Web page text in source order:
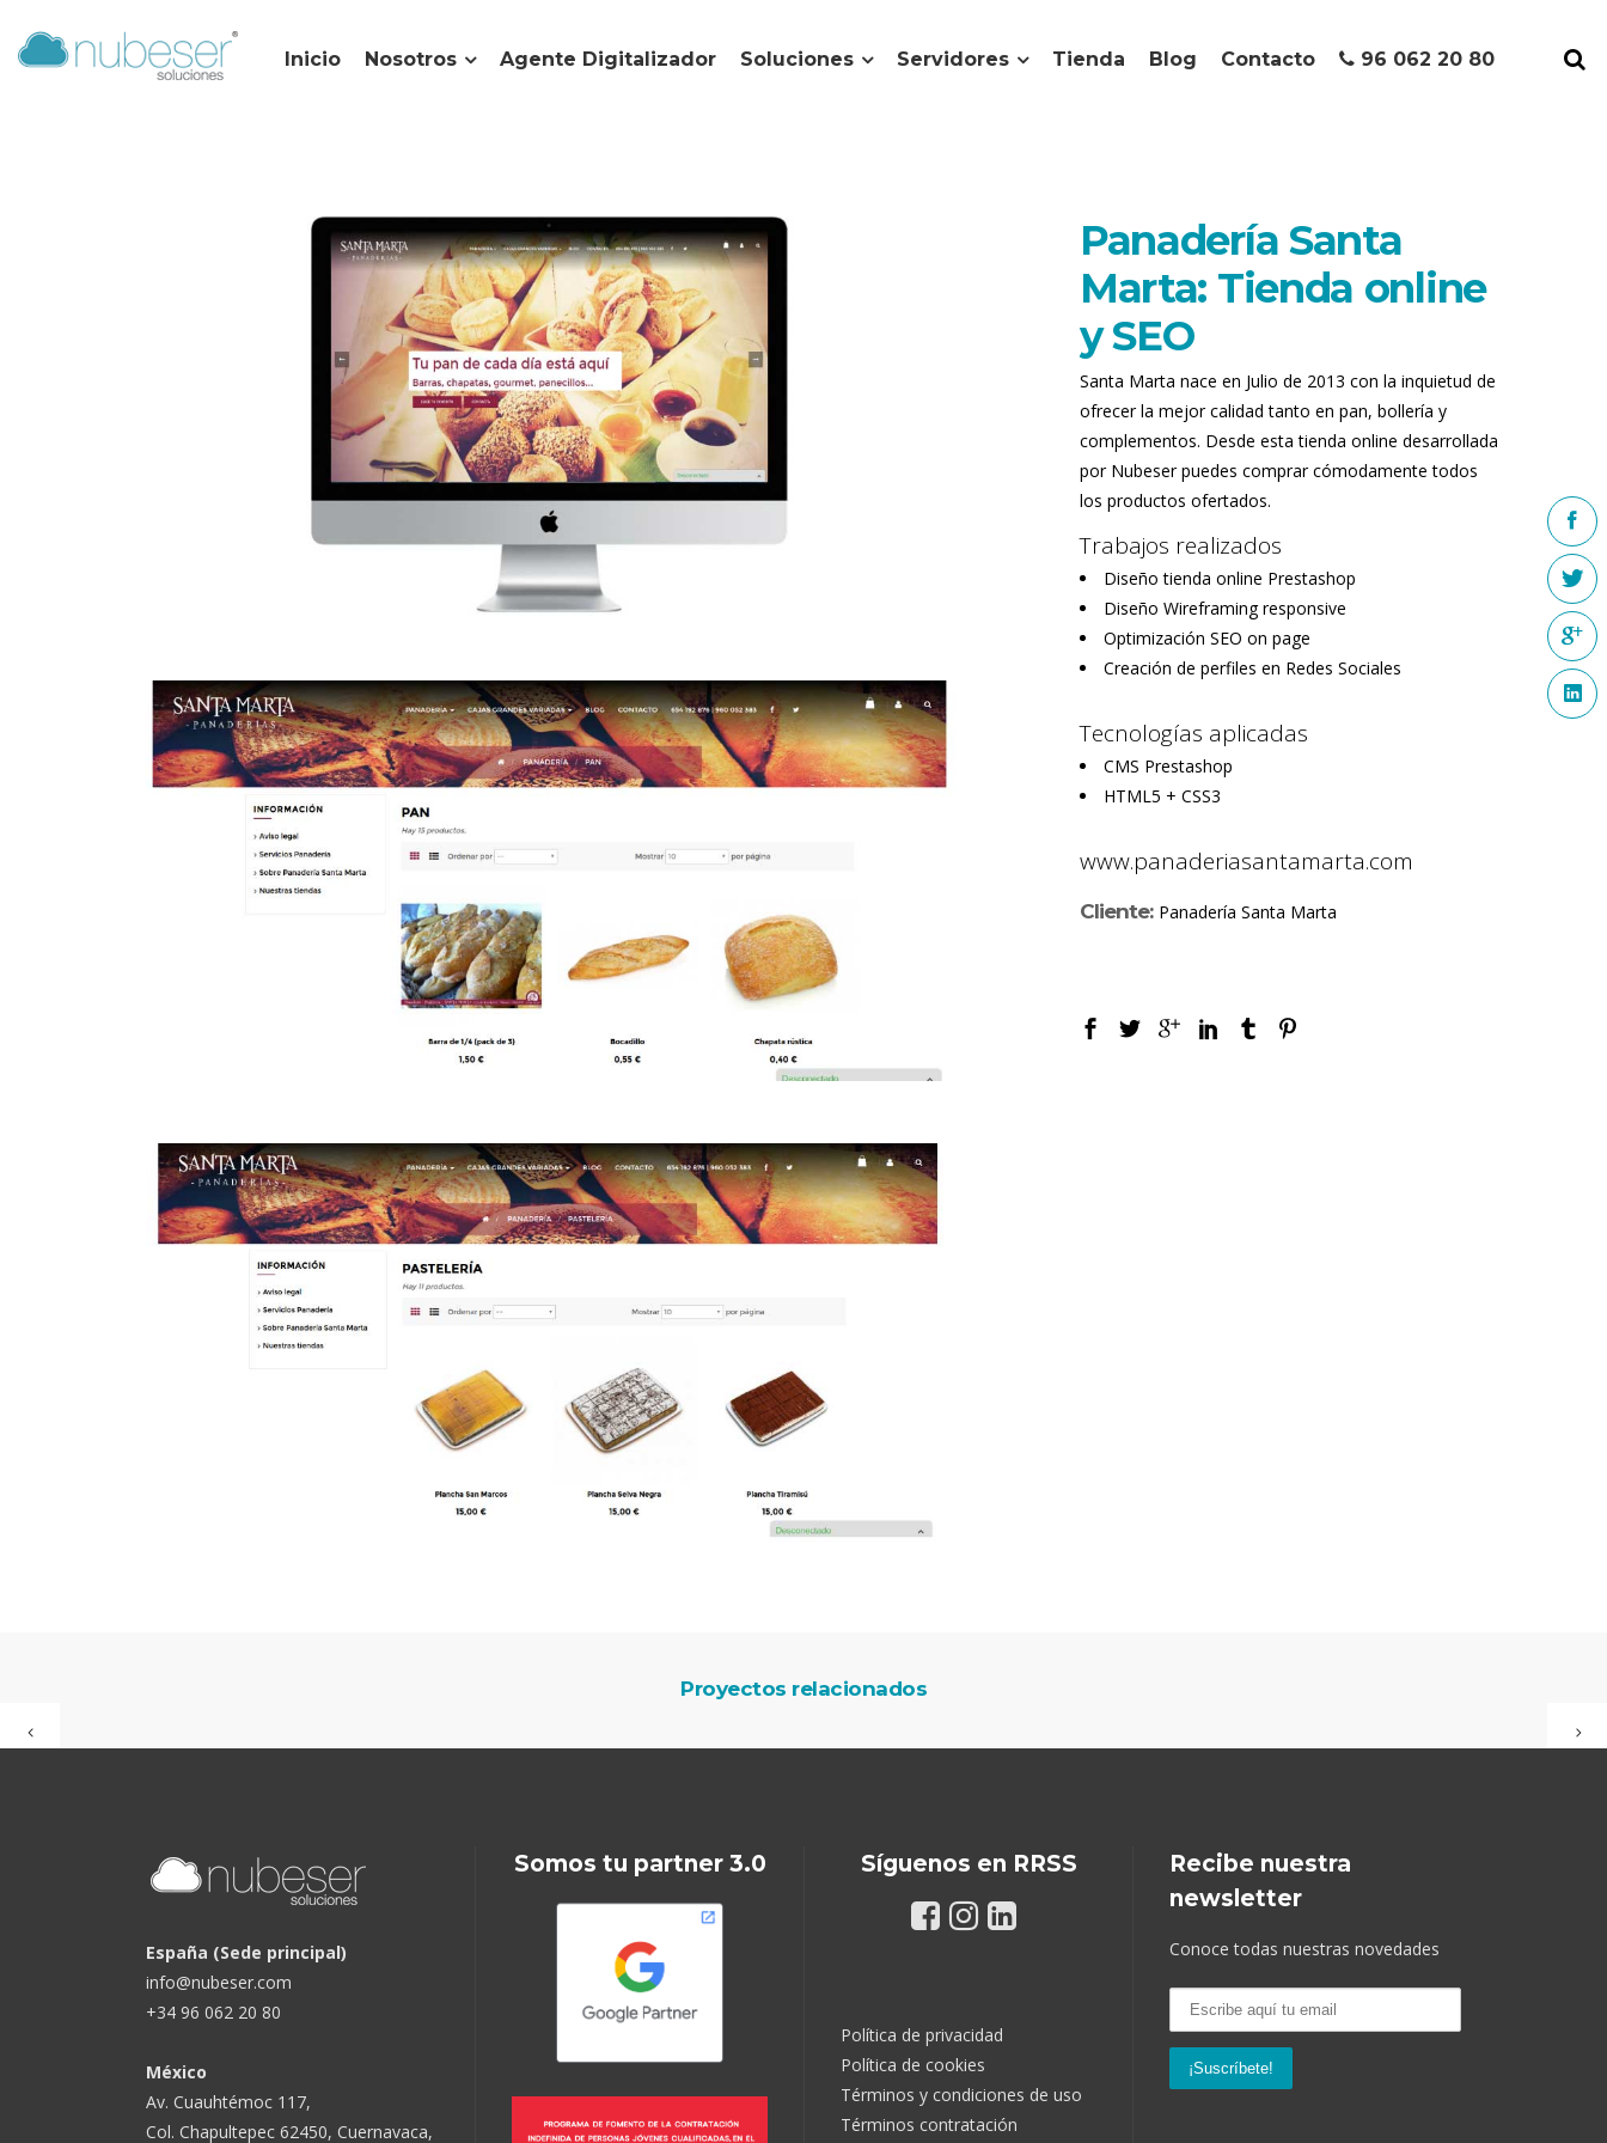
Inicio Nosotros Agente Digitalizador Soluciones Servidores Tienda Blog Contacto 96 062 20 80
Panadería Santa
Marta: Tienda online
y SEO
Santa Marta nace en Julio de 2013 con la inquietud de
ofrecer la mejor calidad tanto en pan, bollería y
complementos. Desde esta tienda online desarrollada
por Nubeser puedes comprar cómodamente todos
los productos ofertados.
Trabajos realizados
Diseño tienda online Prestashop
Diseño Wireframing responsive
Optimización SEO on page
Creación de perfiles en Redes Sociales
Tecnologías aplicadas
CMS Prestashop
HTML5 + CSS3
www.panaderiasantamarta.com
Cliente: Panadería Santa Marta
Proyectos relacionados
España (Sede principal)
info@nubeser.com
+34 96 062 20 80
México
Av. Cuauhtémoc 117,
Col. Chapultepec 62450, Cuernavaca,
Somos tu partner 3.0 Síguenos en RRSS
Política de privacidad
Política de cookies
Términos y condiciones de uso
Términos contratación
Recibe nuestra
newsletter
Conoce todas nuestras novedades